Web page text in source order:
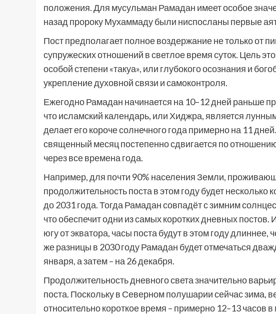
положения. Для мусульман Рамадан имеет особое
назад пророку Мухаммаду были ниспосланы первые
Пост предполагает полное воздержание не только от
супружеских отношений в светлое время суток. Цель
особой степени «такуа», или глубокого осознания и
укрепление духовной связи и самоконтроля.
Ежегодно Рамадан начинается на 10–12 дней раньше
что исламский календарь, или Хиджра, является
делает его короче солнечного года примерно на 11
священный месяц постепенно сдвигается по
через все времена года.
Например, для почти 90% населения Земли,
продолжительность поста в этом году будет
до 2031 года. Тогда Рамадан совпадёт с зимним
что обеспечит одни из самых коротких дневных
югу от экватора, часы поста будут в этом году
же разницы в 2030 году Рамадан будет отмечаться
января, а затем – на 26 декабря.
Продолжительность дневного света значительно
поста. Поскольку в Северном полушарии сейчас зима,
относительно короткое время – примерно 12–13 часов